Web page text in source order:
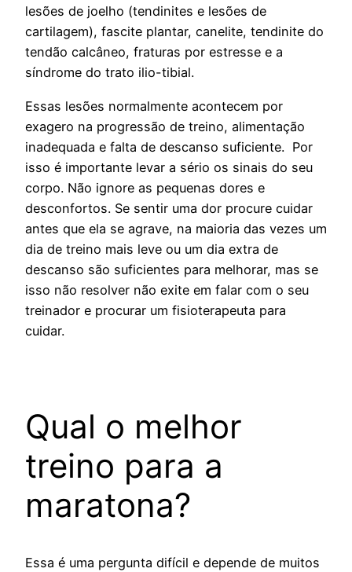
lesões de joelho (tendinites e lesões de
cartilagem), fascite plantar, canelite, tendinite do
tendão calcâneo, fraturas por estresse e a
síndrome do trato ilio-tibial.
Essas lesões normalmente acontecem por
exagero na progressão de treino, alimentação
inadequada e falta de descanso suficiente. Por
isso é importante levar a sério os sinais do seu
corpo. Não ignore as pequenas dores e
desconfortos. Se sentir uma dor procure cuidar
antes que ela se agrave, na maioria das vezes um
dia de treino mais leve ou um dia extra de
descanso são suficientes para melhorar, mas se
isso não resolver não exite em falar com o seu
treinador e procurar um fisioterapeuta para
cuidar.
Qual o melhor
treino para a
maratona?
Essa é uma pergunta difícil e depende de muitos